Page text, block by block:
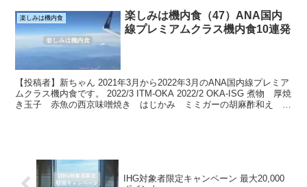
楽しみは機内食
楽しみは機内食（47）ANA国内
線プレミアムクラス機内食10連発
【投稿者】新ちゃん 2021年3月から2022年3月のANA国内線プレミア
ムクラス機内食です。 2022/3 ITM-OKA 2022/2 OKA-ISG 煮物 厚焼
き玉子 赤魚の西京味噌焼き はじかみ ミミガーの胡麻酢和え フ
IHG対象者限定キャンペーン 最大20,000